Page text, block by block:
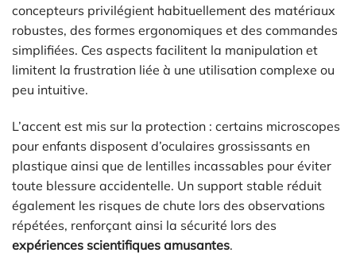
concepteurs privilégient habituellement des matériaux
robustes, des formes ergonomiques et des commandes
simplifiées. Ces aspects facilitent la manipulation et
limitent la frustration liée à une utilisation complexe ou
peu intuitive.
L’accent est mis sur la protection : certains microscopes
pour enfants disposent d’oculaires grossissants en
plastique ainsi que de lentilles incassables pour éviter
toute blessure accidentelle. Un support stable réduit
également les risques de chute lors des observations
répétées, renforçant ainsi la sécurité lors des
expériences scientifiques amusantes.